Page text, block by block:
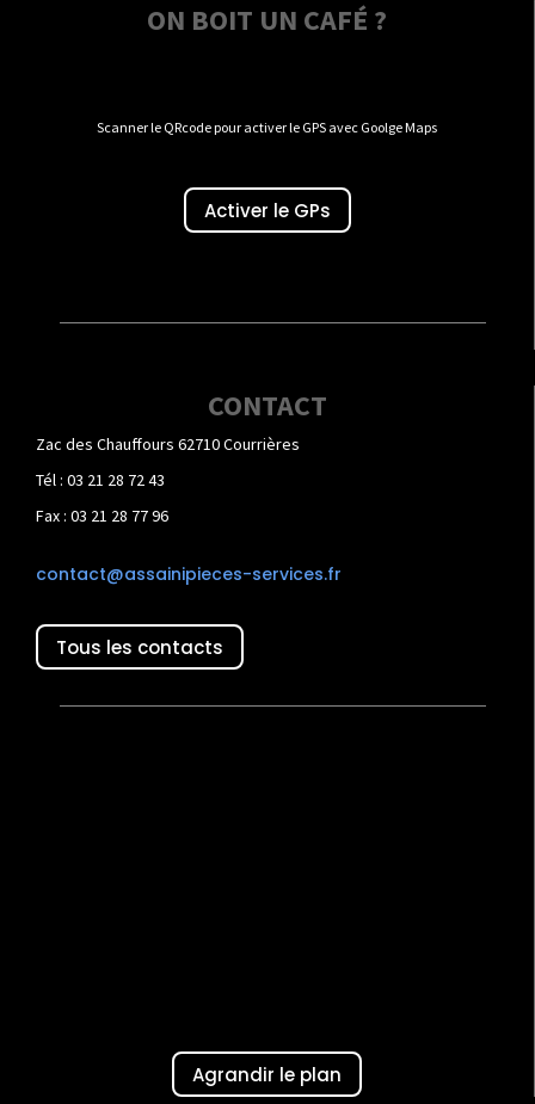
ON BOIT UN CAFÉ ?
Scanner le QRcode pour activer le GPS avec Goolge Maps
Activer le GPs
CONTACT
Zac des Chauffours 62710 Courrières
Tél : 03 21 28 72 43
Fax : 03 21 28 77 96
contact@assainipieces-services.fr
Tous les contacts
Agrandir le plan